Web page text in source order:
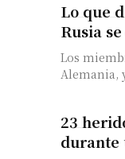
Lo que
Rusia
Los
Alemania,
23
durante